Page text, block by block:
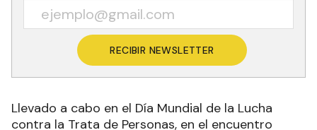
RECIBIR NEWSLETTER
Llevado a cabo en el Día Mundial de la Lucha
contra la Trata de Personas, en el encuentro